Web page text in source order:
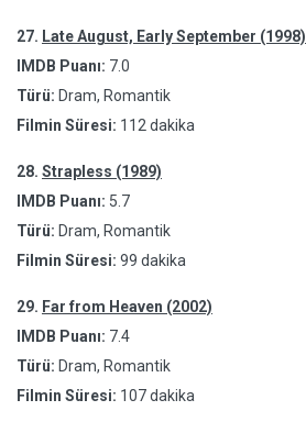
27. Late August, Early September (1998)
IMDB Puanı: 7.0
Türü: Dram, Romantik
Filmin Süresi: 112 dakika
28. Strapless (1989)
IMDB Puanı: 5.7
Türü: Dram, Romantik
Filmin Süresi: 99 dakika
29. Far from Heaven (2002)
IMDB Puanı: 7.4
Türü: Dram, Romantik
Filmin Süresi: 107 dakika